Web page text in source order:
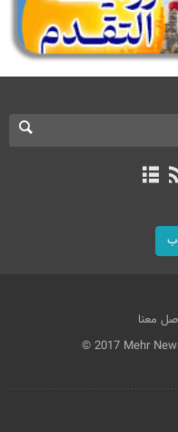
معنا
© 2017 Mehr